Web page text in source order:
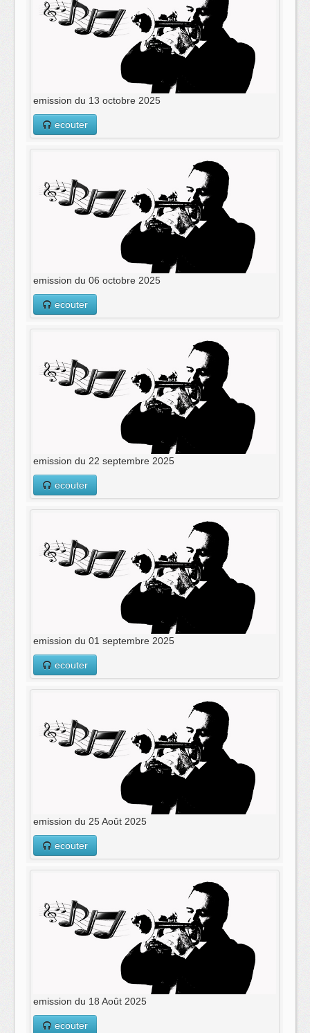
emission du 13 octobre 2025
ecouter
emission du 06 octobre 2025
ecouter
emission du 22 septembre 2025
ecouter
emission du 01 septembre 2025
ecouter
emission du 25 Août 2025
ecouter
emission du 18 Août 2025
ecouter